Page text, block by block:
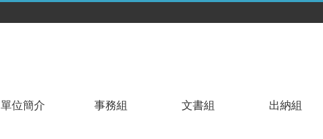
單位簡介 事務組 文書組 出納組